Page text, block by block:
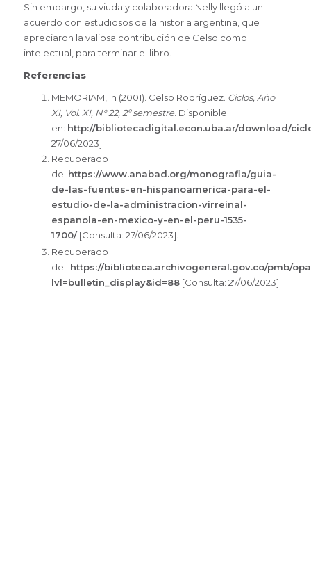
Sin embargo, su viuda y colaboradora Nelly llegó a un
acuerdo con estudiosos de la historia argentina, que
apreciaron la valiosa contribución de Celso como
intelectual, para terminar el libro.
Referencias
MEMORIAM, In (2001). Celso Rodríguez. Ciclos, Año
XI, Vol. XI, N° 22, 2º semestre. Disponible
en: http://bibliotecadigital.econ.uba.ar/download/
27/06/2023].
Recuperado
de: https://www.anabad.org/monografia/guia-
de-las-fuentes-en-hispanoamerica-para-el-
estudio-de-la-administracion-virreinal-
espanola-en-mexico-y-en-el-peru-1535-
1700/ [Consulta: 27/06/2023].
Recuperado
de: https://biblioteca.archivogeneral.gov.co/pmb/
lvl=bulletin_display&id=88 [Consulta: 27/06/2023].